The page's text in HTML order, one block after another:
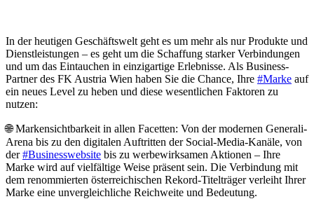
In der heutigen Geschäftswelt geht es um mehr als nur Produkte und
Dienstleistungen – es geht um die Schaffung starker Verbindungen
und um das Eintauchen in einzigartige Erlebnisse. Als Business-
Partner des FK Austria Wien haben Sie die Chance, Ihre #Marke auf
ein neues Level zu heben und diese wesentlichen Faktoren zu
nutzen:
🌐 Markensichtbarkeit in allen Facetten: Von der modernen Generali-
Arena bis zu den digitalen Auftritten der Social-Media-Kanäle, von
der#Businesswebsite bis zu werbewirksamen Aktionen – Ihre
Marke wird auf vielfältige Weise präsent sein. Die Verbindung mit
dem renommierten österreichischen Rekord-Titelträger verleiht Ihrer
Marke eine unvergleichliche Reichweite und Bedeutung.